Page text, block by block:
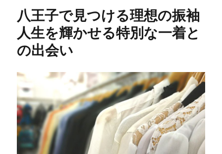
八王子で見つける理想の振袖
人生を輝かせる特別な一着と
の出会い